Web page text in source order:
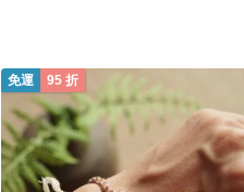
免運 95 折